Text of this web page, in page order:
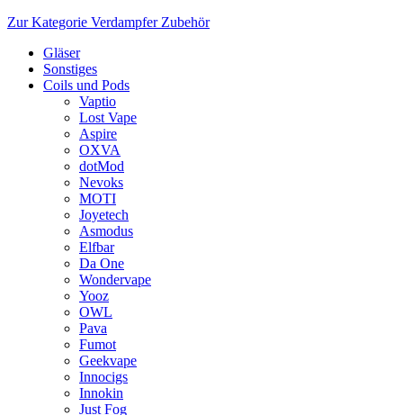
Zur Kategorie Verdampfer Zubehör
Gläser
Sonstiges
Coils und Pods
Vaptio
Lost Vape
Aspire
OXVA
dotMod
Nevoks
MOTI
Joyetech
Asmodus
Elfbar
Da One
Wondervape
Yooz
OWL
Pava
Fumot
Geekvape
Innocigs
Innokin
Just Fog